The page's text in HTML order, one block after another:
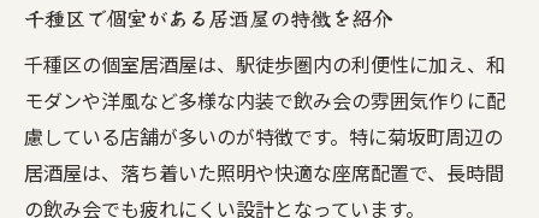
千種区で個室がある居酒屋の特徴を紹介
千種区の個室居酒屋は、駅徒歩圏内の利便性に加え、和
モダンや洋風など多様な内装で飲み会の雰囲気作りに配
慮している店舗が多いのが特徴です。特に菊坂町周辺の
居酒屋は、落ち着いた照明や快適な座席配置で、長時間
の飲み会でも疲れにくい設計となっています。